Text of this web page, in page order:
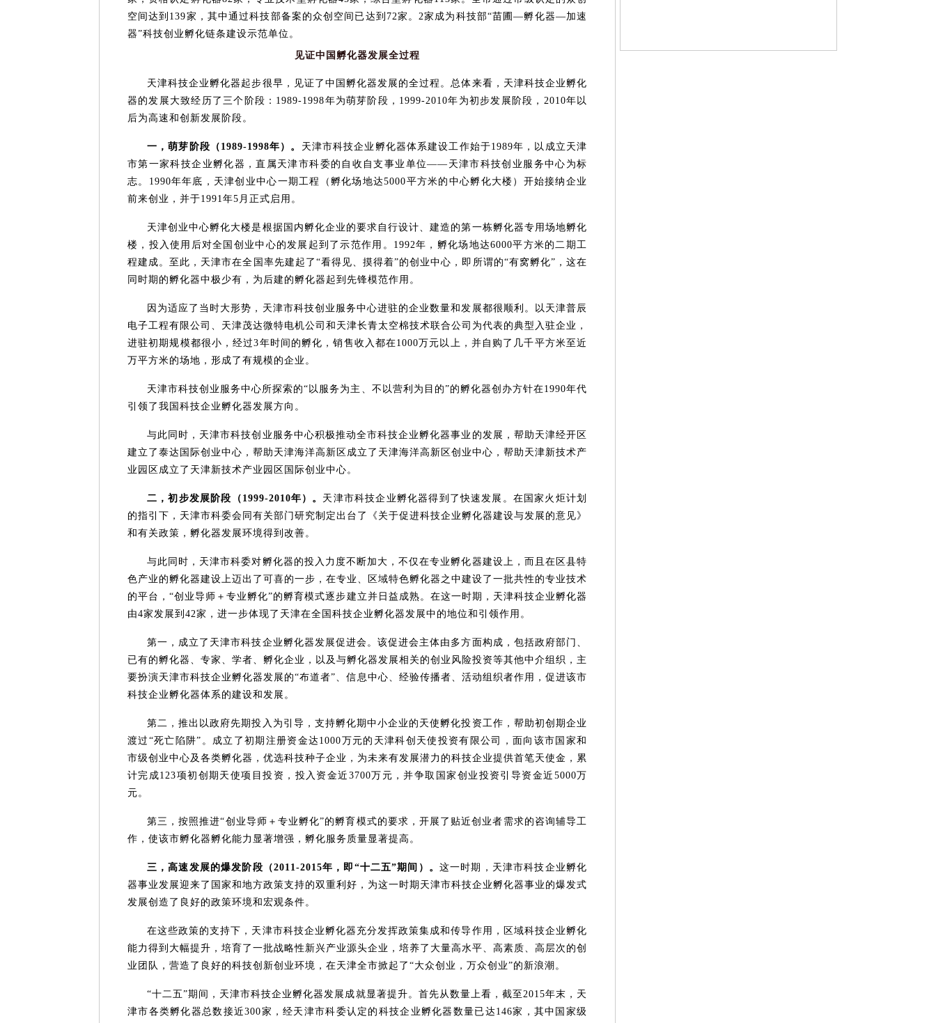
空间达到139家，其中通过科技部备案的众创空间已达到72家。2家成为科技部“苗圃—孵化器—加速
器”科技创业孵化链条建设示范单位。
见证中国孵化器发展全过程
天津科技企业孵化器起步很早，见证了中国孵化器发展的全过程。总体来看，天津科技企业孵化
器的发展大致经历了三个阶段：1989-1998年为萌芽阶段，1999-2010年为初步发展阶段，2010年以
后为高速和创新发展阶段。
一，萌芽阶段（1989-1998年）。 天津市科技企业孵化器体系建设工作始于1989年，以成立天津
市第一家科技企业孵化器，直属天津市科委的自收自支事业单位——天津市科技创业服务中心为标
志。1990年年底，天津创业中心一期工程（孵化场地达5000平方米的中心孵化大楼）开始接纳企业
前来创业，并于1991年5月正式启用。
天津创业中心孵化大楼是根据国内孵化企业的要求自行设计、建造的第一栋孵化器专用场地孵化
楼，投入使用后对全国创业中心的发展起到了示范作用。1992年，孵化场地达6000平方米的二期工
程建成。至此，天津市在全国率先建起了“看得见、摸得着”的创业中心，即所谓的“有窝孵化”，这在
同时期的孵化器中极少有，为后建的孵化器起到先锋模范作用。
因为适应了当时大形势，天津市科技创业服务中心进驻的企业数量和发展都很顺利。以天津普辰
电子工程有限公司、天津茂达微特电机公司和天津长青太空棉技术联合公司为代表的典型入驻企业，
进驻初期规模都很小，经过3年时间的孵化，销售收入都在1000万元以上，并自购了几千平方米至近
万平方米的场地，形成了有规模的企业。
天津市科技创业服务中心所探索的“以服务为主、不以营利为目的”的孵化器创办方针在1990年代
引领了我国科技企业孵化器发展方向。
与此同时，天津市科技创业服务中心积极推动全市科技企业孵化器事业的发展，帮助天津经开区
建立了泰达国际创业中心，帮助天津海洋高新区成立了天津海洋高新区创业中心，帮助天津新技术产
业园区成立了天津新技术产业园区国际创业中心。
二，初步发展阶段（1999-2010年）。 天津市科技企业孵化器得到了快速发展。在国家火炬计划
的指引下，天津市科委会同有关部门研究制定出台了《关于促进科技企业孵化器建设与发展的意见》
和有关政策，孵化器发展环境得到改善。
与此同时，天津市科委对孵化器的投入力度不断加大，不仅在专业孵化器建设上，而且在区县特
色产业的孵化器建设上迈出了可喜的一步，在专业、区域特色孵化器之中建设了一批共性的专业技术
的平台，“创业导师＋专业孵化”的孵育模式逐步建立并日益成熟。在这一时期，天津科技企业孵化器
由4家发展到42家，进一步体现了天津在全国科技企业孵化器发展中的地位和引领作用。
第一，成立了天津市科技企业孵化器发展促进会。该促进会主体由多方面构成，包括政府部门、
已有的孵化器、专家、学者、孵化企业，以及与孵化器发展相关的创业风险投资等其他中介组织，主
要扮演天津市科技企业孵化器发展的“布道者”、信息中心、经验传播者、活动组织者作用，促进该市
科技企业孵化器体系的建设和发展。
第二，推出以政府先期投入为引导，支持孵化期中小企业的天使孵化投资工作，帮助初创期企业
渡过“死亡陷阱”。成立了初期注册资金达1000万元的天津科创天使投资有限公司，面向该市国家和
市级创业中心及各类孵化器，优选科技种子企业，为未来有发展潜力的科技企业提供首笔天使金，累
计完成123项初创期天使项目投资，投入资金近3700万元，并争取国家创业投资引导资金近5000万
元。
第三，按照推进“创业导师＋专业孵化”的孵育模式的要求，开展了贴近创业者需求的咨询辅导工
作，使该市孵化器孵化能力显著增强，孵化服务质量显著提高。
三，高速发展的爆发阶段（2011-2015年，即“十二五”期间）。 这一时期，天津市科技企业孵化
器事业发展迎来了国家和地方政策支持的双重利好，为这一时期天津市科技企业孵化器事业的爆发式
发展创造了良好的政策环境和宏观条件。
在这些政策的支持下，天津市科技企业孵化器充分发挥政策集成和传导作用，区域科技企业孵化
能力得到大幅提升，培育了一批战略性新兴产业源头企业，培养了大量高水平、高素质、高层次的创
业团队，营造了良好的科技创新创业环境，在天津全市掀起了“大众创业，万众创业”的新浪潮。
“十二五”期间，天津市科技企业孵化器发展成就显著提升。首先从数量上看，截至2015年末，天
津市各类孵化器总数接近300家，经天津市科委认定的科技企业孵化器数量已达146家，其中国家级